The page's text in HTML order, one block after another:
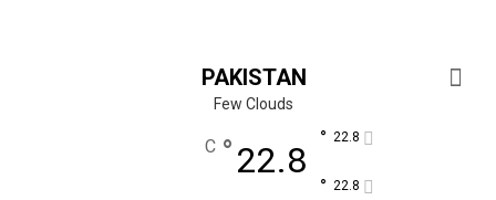
PAKISTAN
Few Clouds
22.8
°
C 22.8
°
22.8
°